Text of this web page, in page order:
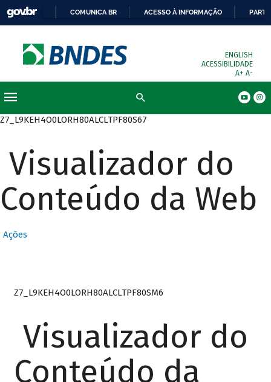
COMUNICA BR ACESSO À INFORMAÇÃO
ENGLISH
ACESSIBILIDADE
A+ A-
Z7_L9KEH4O0LORH80ALCLTPF80S67
Visualizador do
Conteúdo da Web
Ações
Z7_L9KEH4O0LORH80ALCLTPF80SM6
Visualizador do
Conteúdo da